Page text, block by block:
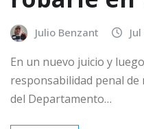
Julio Benzant
En un nuevo juicio y
responsabilidad penal de
del Departamento…